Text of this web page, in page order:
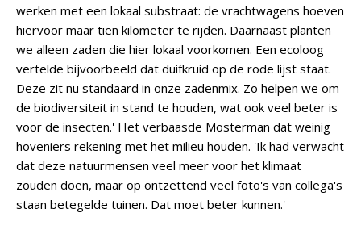
werken met een lokaal substraat: de vrachtwagens hoeven
hiervoor maar tien kilometer te rijden. Daarnaast planten
we alleen zaden die hier lokaal voorkomen. Een ecoloog
vertelde bijvoorbeeld dat duifkruid op de rode lijst staat.
Deze zit nu standaard in onze zadenmix. Zo helpen we om
de biodiversiteit in stand te houden, wat ook veel beter is
voor de insecten.' Het verbaasde Mosterman dat weinig
hoveniers rekening met het milieu houden. 'Ik had verwacht
dat deze natuurmensen veel meer voor het klimaat
zouden doen, maar op ontzettend veel foto's van collega's
staan betegelde tuinen. Dat moet beter kunnen.'